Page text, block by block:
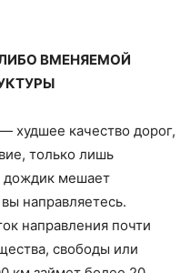
ВМЕНЯЕМОЙ
худшее качество дорог,
только лишь
дождик мешает
направляетесь.
направления почти
свободы или